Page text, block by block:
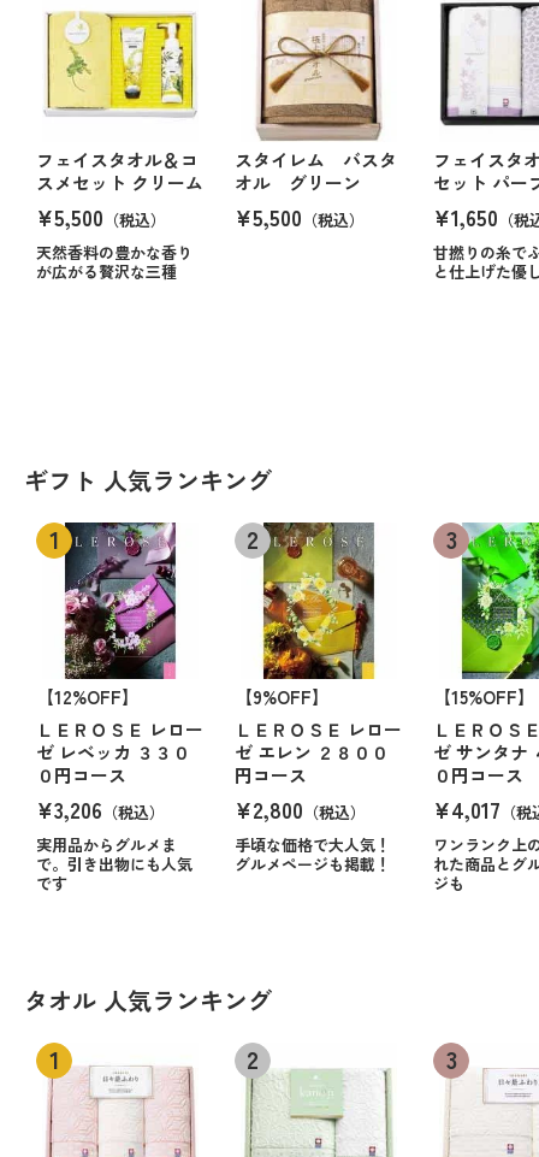
フェイスタオル＆コ
スメセット クリーム
¥5,500 （税込）
天然香料の豊かな香り
が広がる贅沢な三種
スタイレム バスタ
オル グリーン
¥5,500 （税込）
フェイスタ
セット パー
¥1,650 （税
甘撚りの糸で
と仕上げた優
ギフト 人気ランキング
【12%OFF】
ＬＥＲＯＳＥ レロー
ゼ レベッカ ３３０
０円コース
¥3,206 （税込）
実用品からグルメま
で。引き出物にも人気
です
【9%OFF】
ＬＥＲＯＳＥ レロー
ゼ エレン ２８００
円コース
¥2,800 （税込）
手頃な価格で大人気！
グルメページも掲載！
【15%OFF】
ＬＥＲＯＳ
ゼ サンタナ
０円コース
¥4,017 （
ワンランク上
れた商品とグ
ジも
タオル 人気ランキング